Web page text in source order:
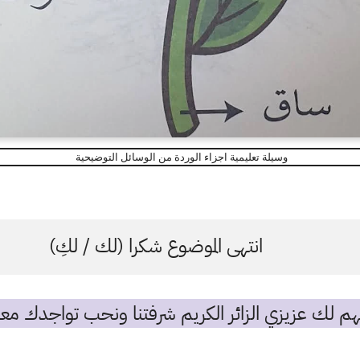
وسيلة تعليمية اجزاء الوردة من الوسائل التوضيحية
انتهى الموضوع شكرا (لك / لكِ)
لك عزيزي الزائر الكريم شرفتنا ونحب تواجدك